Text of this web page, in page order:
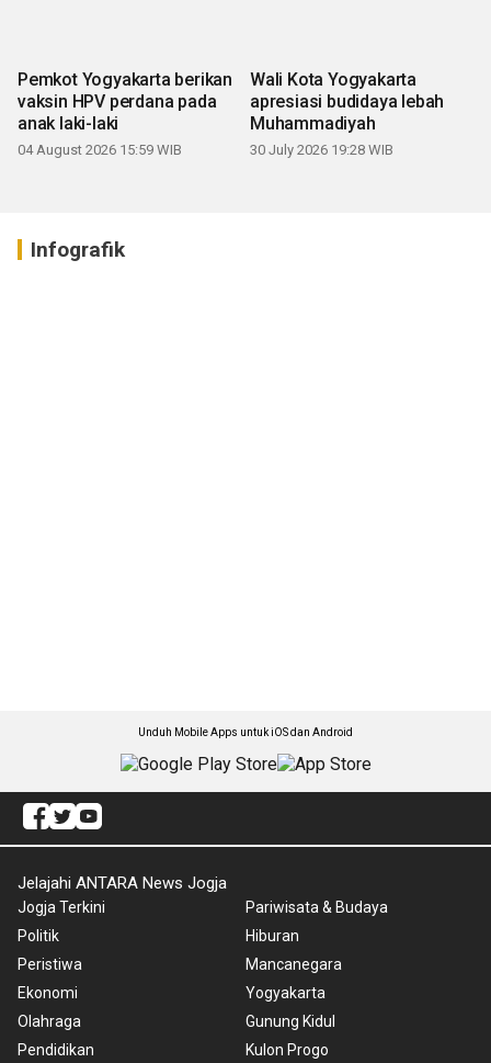
Pemkot Yogyakarta berikan
vaksin HPV perdana pada
anak laki-laki
04 August 2026 15:59 WIB
Wali Kota Yogyakarta
apresiasi budidaya lebah
Muhammadiyah
30 July 2026 19:28 WIB
Infografik
Unduh Mobile Apps untuk iOS dan Android
Jelajahi ANTARA News Jogja
Jogja Terkini
Politik
Peristiwa
Ekonomi
Olahraga
Pendidikan
Pariwisata & Budaya
Hiburan
Mancanegara
Yogyakarta
Gunung Kidul
Kulon Progo